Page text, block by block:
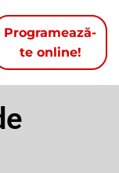
Programează-
te online!